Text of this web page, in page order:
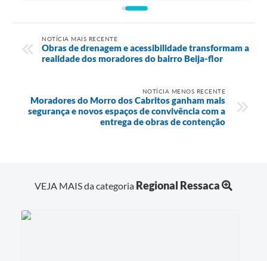
NOTÍCIA MAIS RECENTE
Obras de drenagem e acessibilidade transformam a
realidade dos moradores do bairro Beija-flor
NOTÍCIA MENOS RECENTE
Moradores do Morro dos Cabritos ganham mais
segurança e novos espaços de convivência com a
entrega de obras de contenção
VEJA MAIS da categoria Regional Ressaca